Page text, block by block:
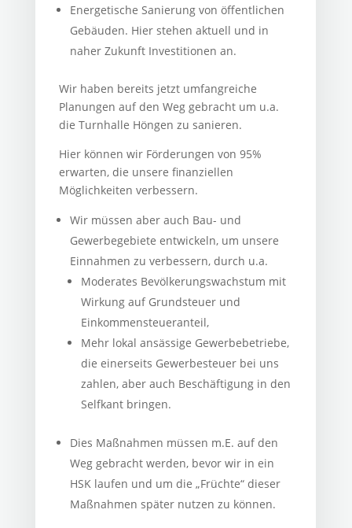
Energetische Sanierung von öffentlichen
Gebäuden. Hier stehen aktuell und in
naher Zukunft Investitionen an.
Wir haben bereits jetzt umfangreiche
Planungen auf den Weg gebracht um u.a.
die Turnhalle Höngen zu sanieren.
Hier können wir Förderungen von 95%
erwarten, die unsere finanziellen
Möglichkeiten verbessern.
Wir müssen aber auch Bau- und
Gewerbegebiete entwickeln, um unsere
Einnahmen zu verbessern, durch u.a.
Moderates Bevölkerungswachstum mit
Wirkung auf Grundsteuer und
Einkommensteueranteil,
Mehr lokal ansässige Gewerbebetriebe,
die einerseits Gewerbesteuer bei uns
zahlen, aber auch Beschäftigung in den
Selfkant bringen.
Dies Maßnahmen müssen m.E. auf den
Weg gebracht werden, bevor wir in ein
HSK laufen und um die „Früchte“ dieser
Maßnahmen später nutzen zu können.